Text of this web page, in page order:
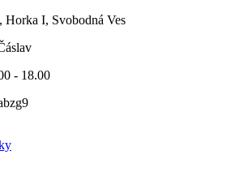
Horka I, Svobodná Ves
- 18.00